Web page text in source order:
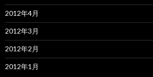
2012年4月
2012年3月
2012年2月
2012年1月